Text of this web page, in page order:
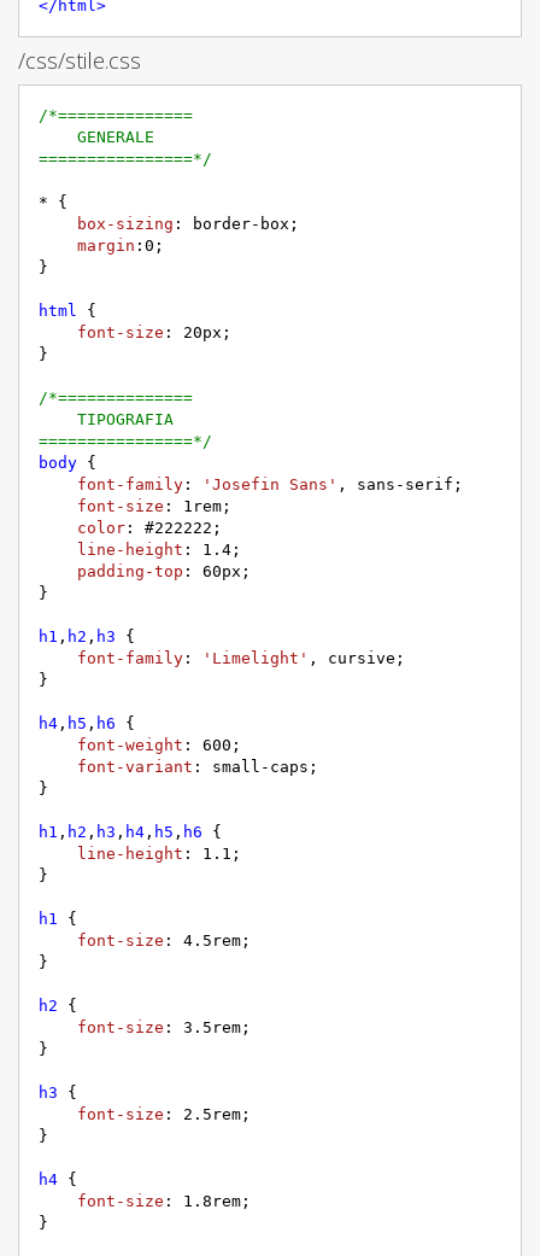
</ html>
/css/stile.css
/*==============
================*/
* {
box-sizing : border-box;
margin : 0 ;
}
html {
font-size : 20px ;
}
/*==============
================*/
body {
font-family : 'Josefin Sans' , sans-serif;
font-size : 1rem ;
color : #222222 ;
line-height : 1.4 ;
padding-top : 60px ;
}
h1 , h2 , h3 {
font-family : 'Limelight' , cursive;
}
h4 , h5 , h6 {
font-weight : 600 ;
font-variant : small-caps;
}
h1 , h2 , h3 , h4 , h5 , h6 {
line-height : 1.1 ;
}
h1 {
font-size : 4.5rem ;
}
h2 {
font-size : 3.5rem ;
}
h3 {
font-size : 2.5rem ;
}
h4 {
font-size : 1.8rem ;
}